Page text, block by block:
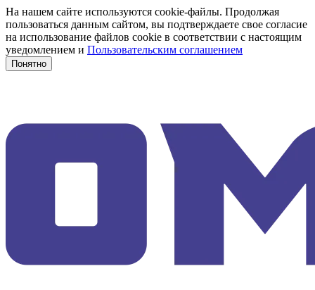
На нашем сайте используются cookie-файлы. Продолжая
пользоваться данным сайтом, вы подтверждаете свое согласие
на использование файлов cookie в соответствии с настоящим
уведомлением и Пользовательским соглашением
Понятно